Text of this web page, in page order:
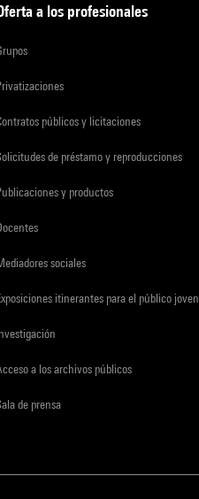
a los profesionales
públicos y licitaciones
de préstamo y reproducciones
y productos
sociales
itinerantes para el público joven
a los archivos públicos
de prensa